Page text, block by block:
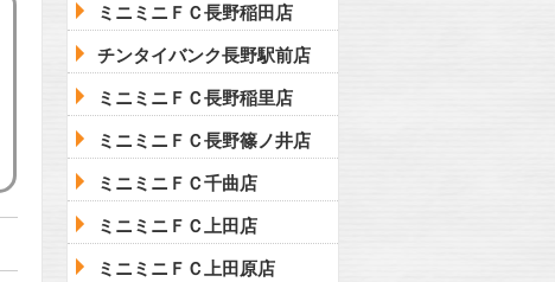
ミニミニＦＣ長野稲田店
チンタイバンク長野駅前店
ミニミニＦＣ長野稲里店
ミニミニＦＣ長野篠ノ井店
ミニミニＦＣ千曲店
ミニミニＦＣ上田店
ミニミニＦＣ上田原店